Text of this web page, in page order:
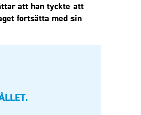
att han tyckte att
fortsätta med sin